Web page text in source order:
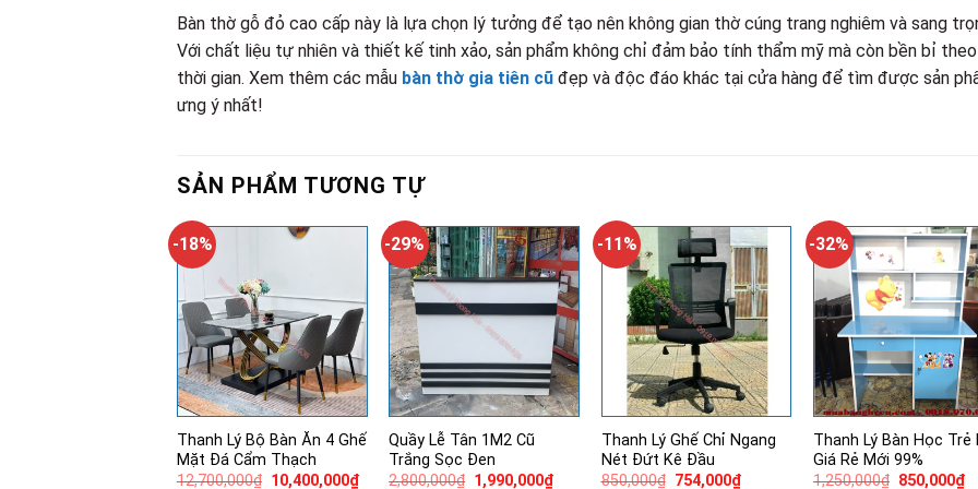
Bàn thờ gỗ đỏ cao cấp này là lựa chọn lý tưởng để tạo nên không gian thờ cúng trang nghiêm và sang
Với chất liệu tự nhiên và thiết kế tinh xảo, sản phẩm không chỉ đảm bảo tính thẩm mỹ mà còn bền bỉ theo
thời gian. Xem thêm các mẫu bàn thờ gia tiên cũ đẹp và độc đáo khác tại cửa hàng để tìm được sản
ưng ý nhất!
SẢN PHẨM TƯƠNG TỰ
-18%
Thanh Lý Bộ Bàn Ăn 4 Ghế
Mặt Đá Cẩm Thạch
12,700,000₫ Giá
10,400,000₫Giá
-29%
Quầy Lễ Tân 1M2 Cũ
Trắng Sọc Đen
2,800,000₫ Giá
1,990,000₫Giá
-11%
Thanh Lý Ghế Chỉ Ngang
Nét Đứt Kê Đầu
850,000₫ Giá
754,000₫Giá
-32%
Thanh Lý Bàn Học Trẻ
Giá Rẻ Mới 99%
1,250,000₫ Giá
850,000₫Giá